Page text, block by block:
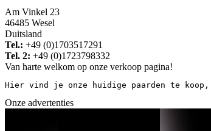
Am Vinkel 23
46485 Wesel
Duitsland
Tel.: +49 (0)1703517291
Tel. 2: +49 (0)1723798332
Van harte welkom op onze verkoop pagina!
Hier vind je onze huidige paarden te
Onze advertenties